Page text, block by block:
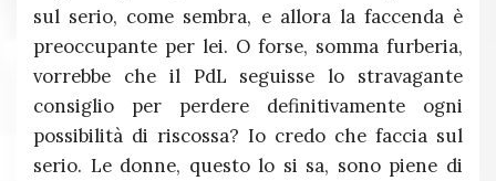
sul serio, come sembra, e allora la faccenda è
preoccupante per lei. O forse, somma furberia,
vorrebbe che il PdL seguisse lo stravagante
consiglio per perdere definitivamente ogni
possibilità di riscossa? Io credo che faccia sul
serio. Le donne, questo lo si sa, sono piene di